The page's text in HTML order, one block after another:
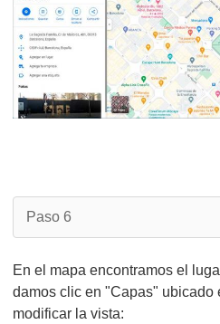
Paso 6
En el mapa encontramos el
damos clic en "Capas" ubicado
modificar la vista: